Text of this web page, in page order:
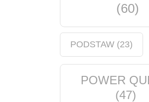
(60)
PODSTAW(23)
POWER
(47)